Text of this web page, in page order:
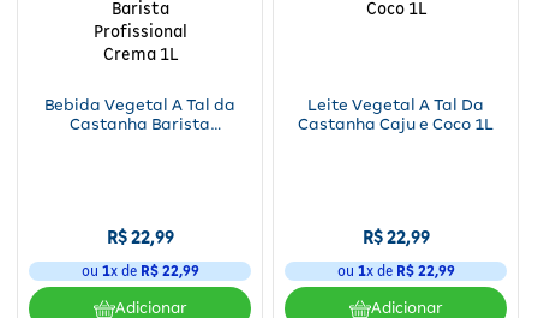
Bebida Vegetal A Tal da
Castanha Barista
R$22,99
ou 1x de R$ 22,99
Adicionar
Leite Vegetal A Tal Da
Castanha Caju e Coco 1L
R$22,99
ou 1x de R$ 22,99
Adicionar
Fitoterápicos e Homeopáticos